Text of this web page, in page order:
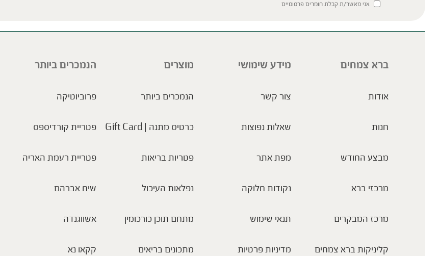
אני מאשר/ת קבלת חומרים פרסומיים
ברא צמחים
אודות
חנות
מבצע החודש
מרכזי ברא
מרכז המבקרים
קליניקות ברא צמחים
מידע שימושי
צור קשר
שאלות נפוצות
מפת אתר
נקודות חלוקה
תנאי שימוש
מדיניות פרטיות
מוצרים
הנמכרים ביותר
כרטיס מתנה | Gift Card
פטריות בריאות
נפלאות העיכול
מתחם תוכן כורכומין
מתכונים בריאים
הנמכרים ביותר
פרוביוטיקה
פטריית קורדיספס
פטריית רעמת האריה
שיח אברהם
אשווגנדה
קקאו נא